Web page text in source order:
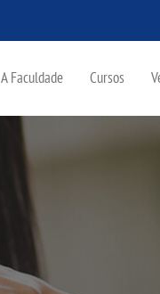
A Faculdade Cursos